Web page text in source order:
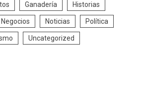
Ganadería Historias
Negocios Noticias Política
Uncategorized